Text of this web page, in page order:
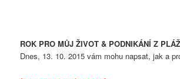
ROK PRO MŮJ ŽIVOT & PODNIKÁNÍ Z
Dnes, 13. 10. 2015 vám mohu napsat, jak a